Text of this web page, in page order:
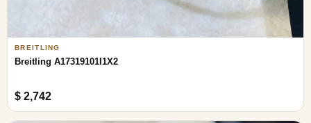
BREITLING
Breitling A17319101I1X2
$ 2,742